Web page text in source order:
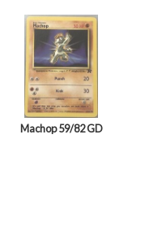
Machop 59/82 GD